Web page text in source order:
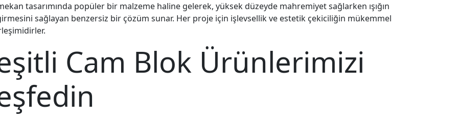
tasarımında popüler bir malzeme haline gelerek, yüksek düzeyde mahremiyet sağlarken ışığın
sağlayan benzersiz bir çözüm sunar. Her proje için işlevsellik ve estetik çekiciliğin mükemmel
Cam Blok Ürünlerimizi